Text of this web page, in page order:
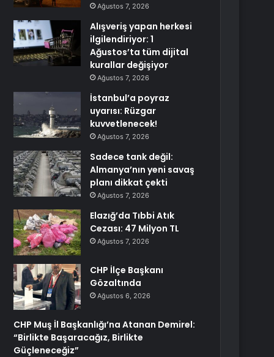
Ağustos 7, 2026
Alışveriş yapan herkesi
ilgilendiriyor: 1
Ağustos’ta tüm dijital
kurallar değişiyor
Ağustos 7, 2026
İstanbul’a poyraz
uyarısı: Rüzgar
kuvvetlenecek!
Ağustos 7, 2026
Sadece tank değil:
Almanya’nın yeni savaş
planı dikkat çekti
Ağustos 7, 2026
Elazığ’da Tıbbi Atık
Cezası: 47 Milyon TL
Ağustos 7, 2026
CHP İlçe Başkanı
Gözaltında
Ağustos 6, 2026
CHP Muş İl Başkanlığı’na Atanan Demirel:
“Birlikte Başaracağız, Birlikte
Güçleneceğiz”